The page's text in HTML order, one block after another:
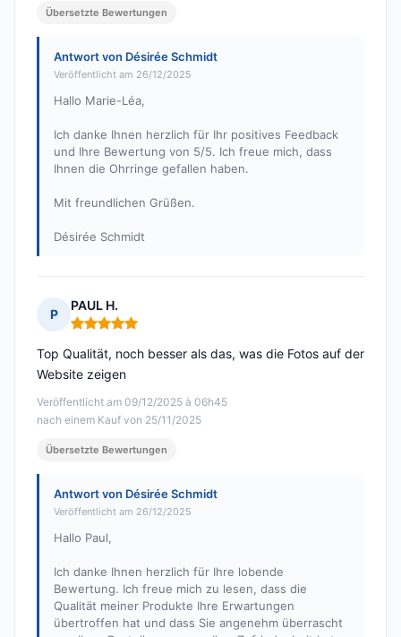
Übersetzte Bewertungen
Antwort von Désirée Schmidt
Veröffentlicht am 26/12/2025
Hallo Marie-Léa,
Ich danke Ihnen herzlich für Ihr positives Feedback
und Ihre Bewertung von 5/5. Ich freue mich, dass
Ihnen die Ohrringe gefallen haben.
Mit freundlichen Grüßen.
Désirée Schmidt
P
PAUL H.
Hinweis: 5 von 5
Veröffentlicht am 09/12/2025 à 06h45
nach einem Kauf von 25/11/2025
Top Qualität, noch besser als das, was die Fotos auf der
Website zeigen
Übersetzte Bewertungen
Antwort von Désirée Schmidt
Veröffentlicht am 26/12/2025
Hallo Paul,
Ich danke Ihnen herzlich für Ihre lobende
Bewertung. Ich freue mich zu lesen, dass die
Qualität meiner Produkte Ihre Erwartungen
übertroffen hat und dass Sie angenehm überrascht